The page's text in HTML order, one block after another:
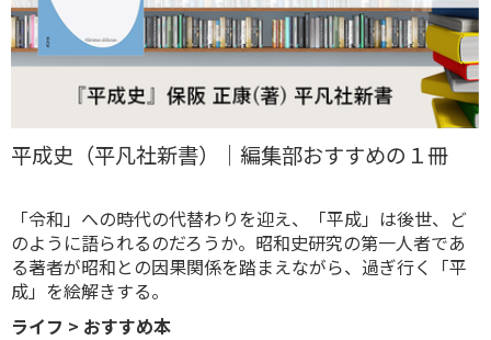
平成史（平凡社新書）｜編集部おすすめの１冊
「令和」への時代の代替わりを迎え、「平成」は後世、ど
のように語られるのだろうか。昭和史研究の第一人者であ
る著者が昭和との因果関係を踏まえながら、過ぎ行く「平
成」を絵解きする。
ライフ > おすすめ本